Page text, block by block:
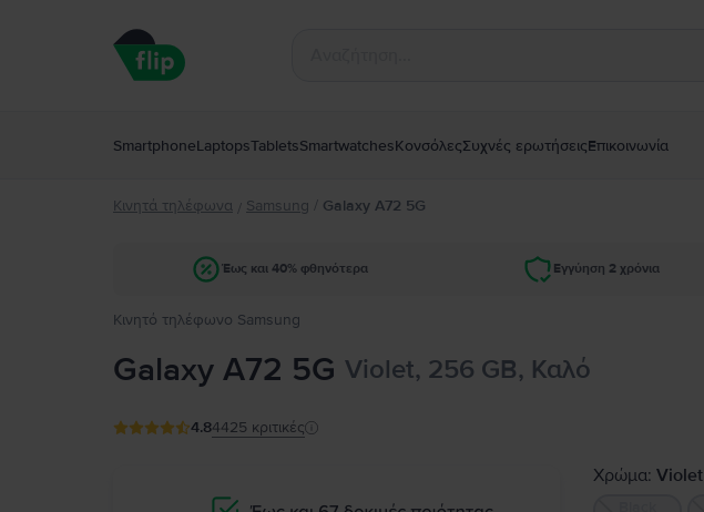
SmartphoneLaptopsTabletsSmartwatchesΚονσόλεςΣυχνές ερωτήσειςΕπικοινωνία
Κινητά τηλέφωνα / Samsung / Galaxy A72 5G
Έως και 40% φθηνότερα Εγγύηση 2 χρόνια
Κινητό τηλέφωνο Samsung
Galaxy A72 5G Violet, 256 GB, Καλό
4.84425 κριτικές
Χρώμα:Violet